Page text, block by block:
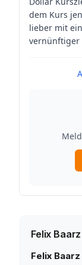
Felix Baarz
Felix Baarz